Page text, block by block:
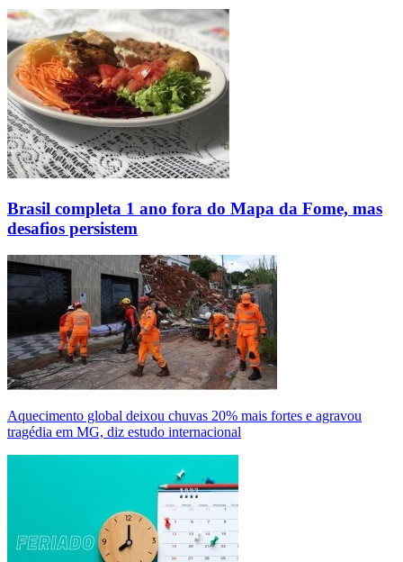
Brasil completa 1 ano fora do Mapa da Fome, mas
desafios persistem
Aquecimento global deixou chuvas 20% mais fortes e agravou
tragédia em MG, diz estudo internacional